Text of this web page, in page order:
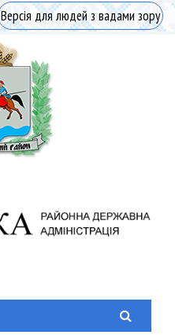
Версія для людей з вадами зору